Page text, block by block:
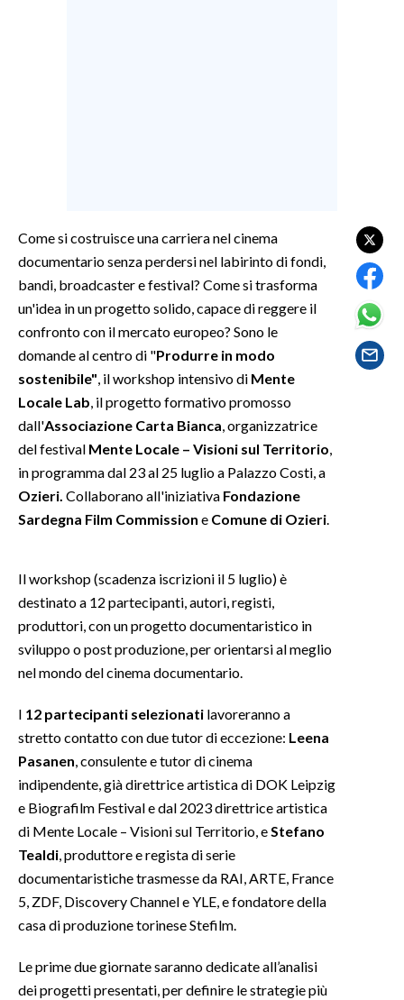
SPETTACOLI
GOSSIP
SALUTE
SARDEGNA TURISMO
SARDI NEL MONDO
NOTIZIE
EVENTI
3 MINUTI CON
INSULARITÀ
ABBONATI
NECROLOGI
PUBBLICITÀ
SPIAGGE
STORE
Come si costruisce una carriera nel cinema
documentario senza perdersi nel labirinto di fondi,
bandi, broadcaster e festival? Come si trasforma
un'idea in un progetto solido, capace di reggere il
confronto con il mercato europeo? Sono le
domande al centro di "Produrre in modo
sostenibile" , il workshop intensivo di Mente
Locale Lab , il progetto formativo promosso
dall'Associazione Carta Bianca , organizzatrice
del festival Mente Locale – Visioni sul Territorio
in programma dal 23 al 25 luglio a Palazzo Costi, a
Ozieri. Collaborano all'iniziativa Fondazione
Sardegna Film Commission e Comune di Ozieri
Il workshop (scadenza iscrizioni il 5 luglio) è
destinato a 12 partecipanti, autori, registi,
produttori, con un progetto documentaristico in
sviluppo o post produzione, per orientarsi al meglio
nel mondo del cinema documentario.
I 12 partecipanti selezionati lavoreranno a
stretto contatto con due tutor di eccezione: Leena
Pasanen , consulente e tutor di cinema
indipendente, già direttrice artistica di DOK Leipzig
e Biografilm Festival e dal 2023 direttrice artistica
di Mente Locale – Visioni sul Territorio, e Stefano
Tealdi , produttore e regista di serie
documentaristiche trasmesse da RAI, ARTE, France
5, ZDF, Discovery Channel e YLE, e fondatore della
casa di produzione torinese Stefilm.
Le prime due giornate saranno dedicate all’analisi
dei progetti presentati, per definire le strategie più